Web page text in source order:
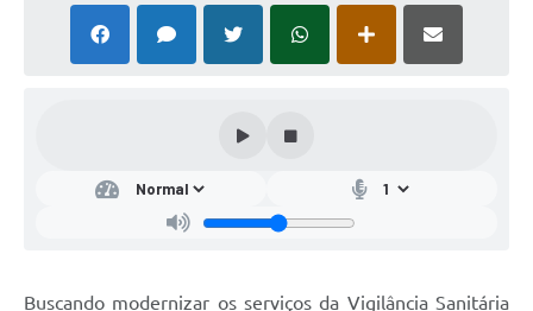
Buscando modernizar os serviços da Vigilância Sanitária